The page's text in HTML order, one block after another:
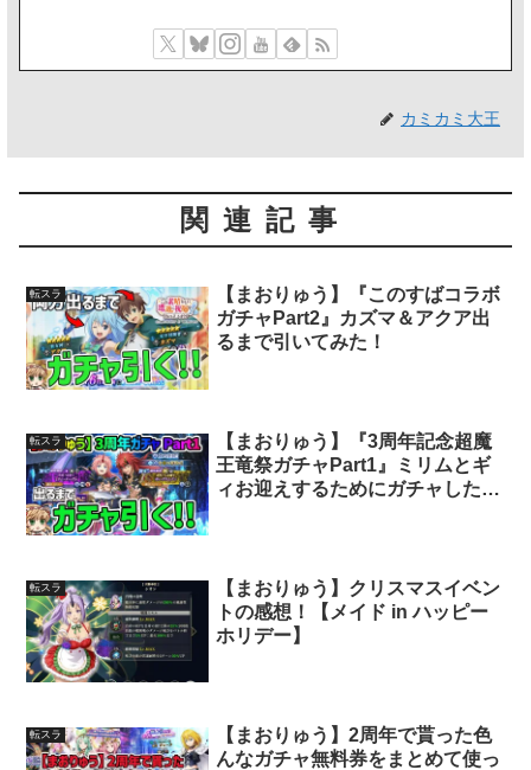
カミカミ大王
関連記事
転スラ
【まおりゅう】『このすばコラボ
ガチャPart2』カズマ＆アクア出
るまで引いてみた！
転スラ
【まおりゅう】『3周年記念超魔
王竜祭ガチャPart1』ミリムとギ
ィお迎えするためにガチャした結
転スラ
【まおりゅう】クリスマスイベン
トの感想！【メイド in ハッピー
ホリデー】
転スラ
【まおりゅう】2周年で貰った色
んなガチャ無料券をまとめて使っ